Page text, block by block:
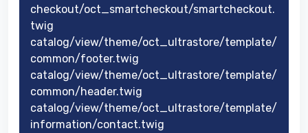
checkout/oct_smartcheckout/smartcheckout.
twig
catalog/view/theme/oct_ultrastore/template/
common/footer.twig
catalog/view/theme/oct_ultrastore/template/
common/header.twig
catalog/view/theme/oct_ultrastore/template/
information/contact.twig